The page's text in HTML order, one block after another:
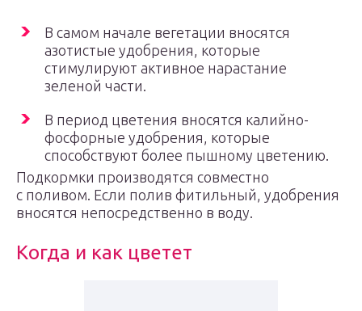
В самом начале вегетации вносятся
азотистые удобрения, которые
стимулируют активное нарастание
зеленой части.
В период цветения вносятся калийно-
фосфорные удобрения, которые
способствуют более пышному цветению.
Подкормки производятся совместно
с поливом. Если полив фитильный, удобрения
вносятся непосредственно в воду.
Когда и как цветет